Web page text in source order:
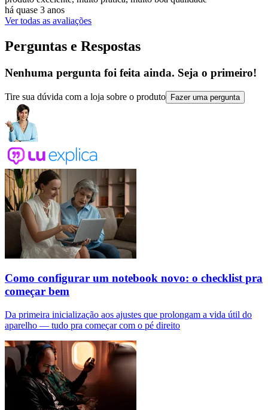
há quase 3 anos
Ver todas as avaliações
Perguntas e Respostas
Nenhuma pergunta foi feita ainda. Seja o primeiro!
Tire sua dúvida com a loja sobre o produto Fazer uma pergunta
Como configurar um notebook novo: o checklist pra
começar bem
Da primeira inicialização aos ajustes que prolongam a vida útil do
aparelho — tudo pra começar com o pé direito